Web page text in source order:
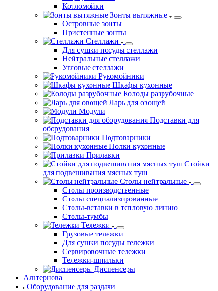
Котломойки
Зонты вытяжные
Островные зонты
Пристенные зонты
Стеллажи
Для сушки посуды стеллажи
Нейтральные стеллажи
Угловые стеллажи
Рукомойники
Шкафы кухонные
Колоды разрубочные
Ларь для овощей
Модули
Подставки для
оборудования
Подтоварники
Полки кухонные
Прилавки
Стойки
для подвешивания мясных туш
Столы нейтральные
Столы производственные
Столы специализированные
Столы-вставки в тепловую линию
Столы-тумбы
Тележки
Грузовые тележки
Для сушки посуды тележки
Сервировочные тележки
Тележки-шпильки
Диспенсеры
Альтернова
Оборудование для раздачи